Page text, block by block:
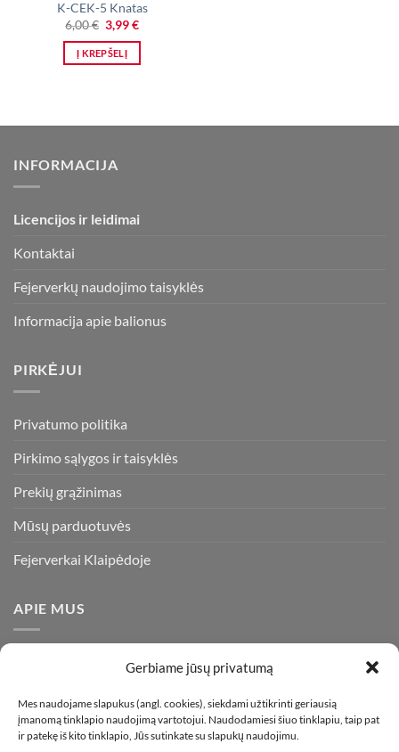
Gerbiame jūsų privatumą
Mes naudojame slapukus (angl. cookies), siekdami užtikrinti geriausią
įmanomą tinklapio naudojimą vartotojui. Naudodamiesi šiuo tinklapiu, taip pat
ir patekę iš kito tinklapio, Jūs sutinkate su slapukų naudojimu.
K-CEK-5 Knatas
6,00€ Original
price
was:
6,00 €.
3,99€Current
is:
Į KREPŠELĮ
INFORMACIJA
Licencijos ir leidimai
Kontaktai
Fejerverkų naudojimo taisyklės
Informacija apie balionus
PIRKĖJUI
Privatumo politika
Pirkimo sąlygos ir taisyklės
Prekių grąžinimas
Mūsų parduotuvės
Fejerverkai Klaipėdoje
APIE MUS
visada stengiamės pasiūlyti tik kokybiškiausius ir geriausius
gaminius už bene mažiausią kainą rinkoje. Prekes pristatome
visoje Lietuvoje.